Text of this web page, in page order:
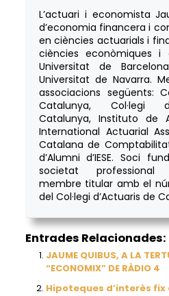
L’actuari i economista
d’economia financera i
en ciències actuarials i
ciències econòmiques i
Universitat de
Universitat de Navarra.
associacions següents:
Catalunya, Col·legi
Catalunya, Instituto de
International Actuarial
Catalana de
d’Alumni d’IESE. Soci
societat professional
membre titular amb el
del Col·legi d’Actuaris de
Entrades Relacionades:
JAUME QUIBUS, A LA
“ECONOMIX” DE RÀDIO 4
Hipoteques d’interès fix